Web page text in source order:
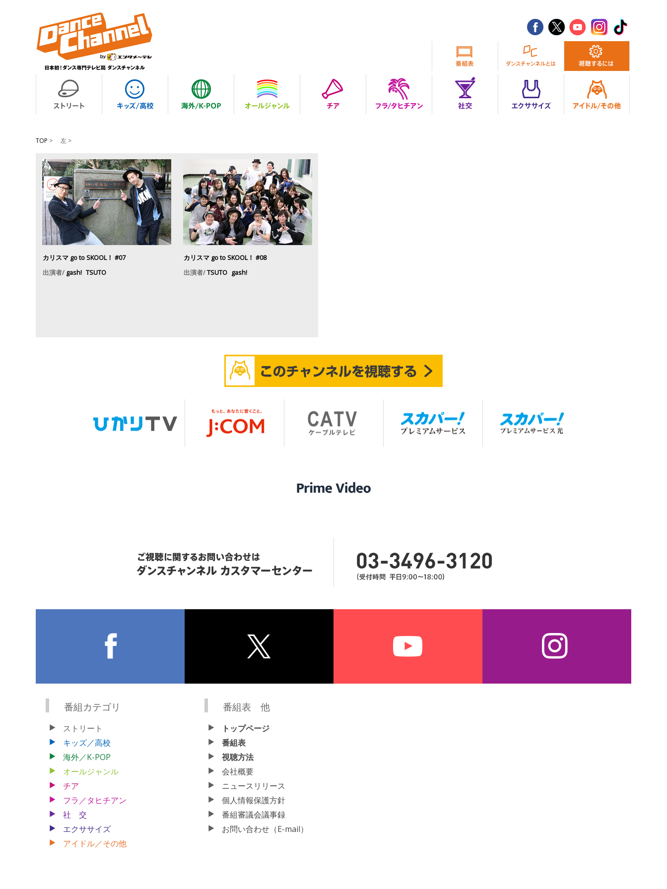
TOP > 左 >
カリスマ go to SKOOL！ #07
出演者/ gash! TSUTO
カリスマ go to SKOOL！ #08
出演者/TSUTO gash!
番組カテゴリ
ストリート
キッズ／高校
海外／K-POP
オールジャンル
チア
フラ／タヒチアン
社 交
エクササイズ
アイドル／その他
番組表 他
トップページ
番組表
視聴方法
会社概要
ニュースリリース
個人情報保護方針
番組審議会議事録
お問い合わせ（E-mail）